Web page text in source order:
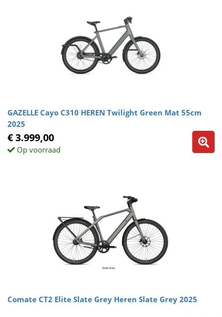
GAZELLE Cayo C310 HEREN Twilight Green Mat 55cm
2025
€ 3.999,00
Op voorraad
Comate CT2 Elite Slate Grey Heren Slate Grey 2025